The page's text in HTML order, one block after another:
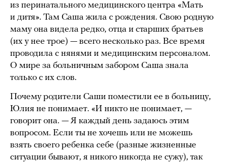
из перинатального медицинского центра «Мать
и дитя». Там Саша жила с рождения. Свою родную
маму она видела редко, отца и старших братьев
(их у нее трое) — всего несколько раз. Все время
проводила с нянями и медицинским персоналом.
О мире за больничным забором Саша знала
только с их слов.
Почему родители Саши поместили ее в больницу,
Юлия не понимает. «И никто не понимает, —
говорит она. — Я каждый день задаюсь этим
вопросом. Если ты не хочешь или не можешь
взять своего ребенка себе (разные жизненные
ситуации бывают, я никого никогда не сужу), так